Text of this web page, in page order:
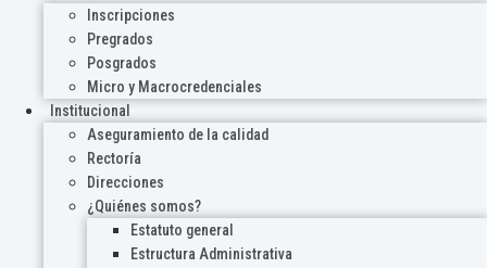
Inscripciones
Pregrados
Posgrados
Micro y Macrocredenciales
Institucional
Aseguramiento de la calidad
Rectoría
Direcciones
¿Quiénes somos?
Estatuto general
Estructura Administrativa